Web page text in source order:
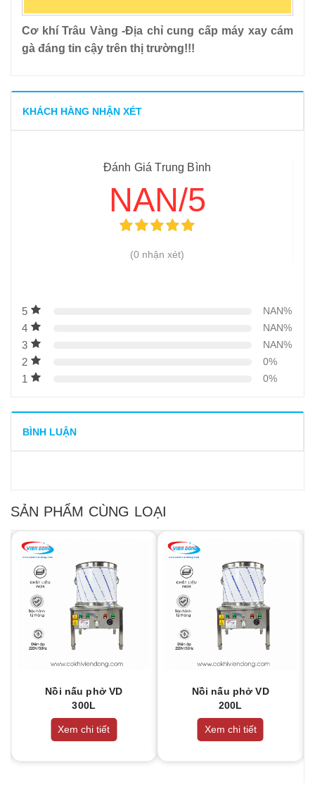
Cơ khí Trâu Vàng -Địa chỉ cung cấp máy xay cám
gà đáng tin cậy trên thị trường!!!
KHÁCH HÀNG NHẬN XÉT
Đánh Giá Trung Bình
NAN/5
(0 nhận xét)
5 NAN%
4 NAN%
3 NAN%
2 0%
1 0%
BÌNH LUẬN
SẢN PHẨM CÙNG LOẠI
Nồi nấu phở VD
300L
Xem chi tiết
Nồi nấu phở VD
200L
Xem chi tiết